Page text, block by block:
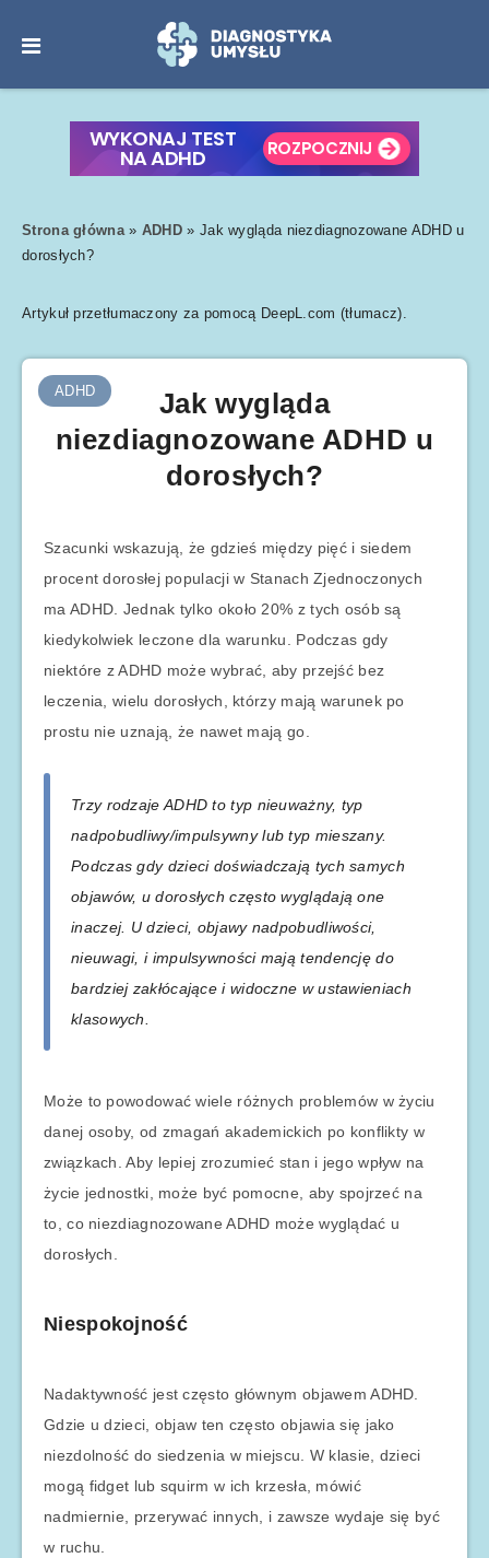
Strona główna» ADHD » Jak wygląda niezdiagnozowane ADHD u
dorosłych?
Artykuł przetłumaczony za pomocą DeepL.com (tłumacz).
ADHD
Jak wygląda
niezdiagnozowane ADHD u
dorosłych?
Szacunki wskazują, że gdzieś między pięć i siedem
procent dorosłej populacji w Stanach Zjednoczonych
ma ADHD. Jednak tylko około 20% z tych osób są
kiedykolwiek leczone dla warunku. Podczas gdy
niektóre z ADHD może wybrać, aby przejść bez
leczenia, wielu dorosłych, którzy mają warunek po
prostu nie uznają, że nawet mają go.
Trzy rodzaje ADHD to typ nieuważny, typ
nadpobudliwy/impulsywny lub typ mieszany.
Podczas gdy dzieci doświadczają tych samych
objawów, u dorosłych często wyglądają one
inaczej. U dzieci, objawy nadpobudliwości,
nieuwagi, i impulsywności mają tendencję do
bardziej zakłócające i widoczne w ustawieniach
klasowych.
Może to powodować wiele różnych problemów w życiu
danej osoby, od zmagań akademickich po konflikty w
związkach. Aby lepiej zrozumieć stan i jego wpływ na
życie jednostki, może być pomocne, aby spojrzeć na
to, co niezdiagnozowane ADHD może wyglądać u
dorosłych.
Niespokojność
Nadaktywność jest często głównym objawem ADHD.
Gdzie u dzieci, objaw ten często objawia się jako
niezdolność do siedzenia w miejscu. W klasie, dzieci
mogą fidget lub squirm w ich krzesła, mówić
nadmiernie, przerywać innych, i zawsze wydaje się być
w ruchu.